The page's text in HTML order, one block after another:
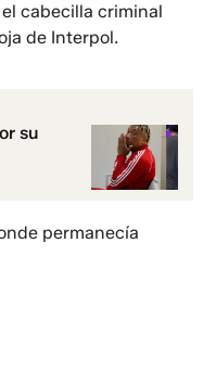
cabecilla criminal
de Interpol.
su
permanecía